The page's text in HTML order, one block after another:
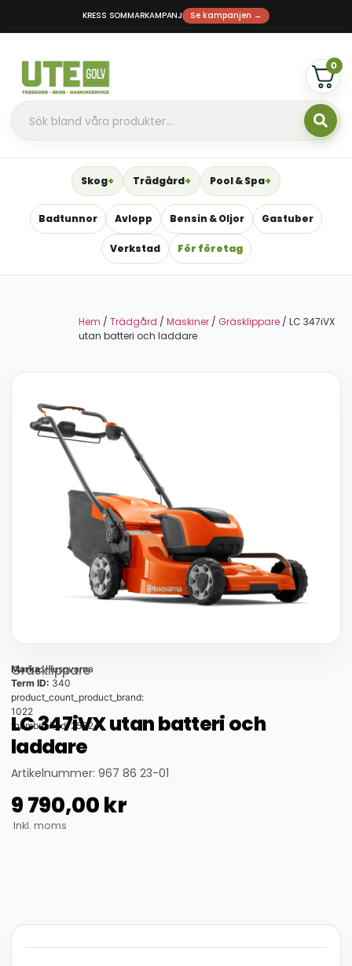
KRESS SOMMARKAMPANJ Se kampanjen →
0
Skog Trädgård Pool & Spa
Badtunnor Avlopp Bensin & Oljor Gastuber
Verkstad För företag
Hem / Trädgård / Maskiner / Gräsklippare / LC 347iVX
utan batteri och laddare
Gräsklippare
Marka:Husqvarna
Term ID: 340
product_count_product_brand:
1022
thumbnail_id: 25324
LC 347iVX utan batteri och
laddare
Artikelnummer: 967 86 23-01
9 790,00kr
Inkl. moms